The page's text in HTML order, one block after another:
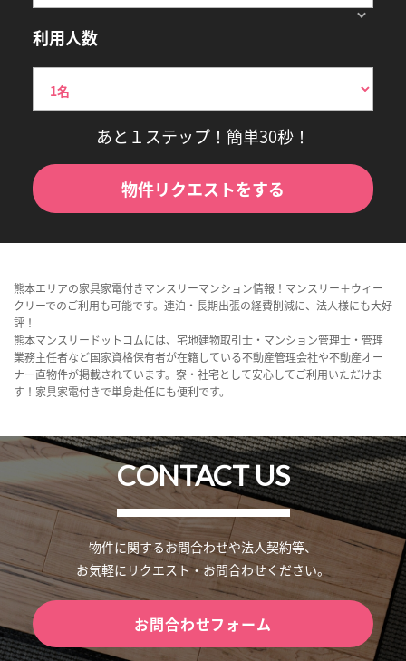
利用人数
あと１ステップ！簡単30秒！
物件リクエストをする
熊本エリアの家具家電付きマンスリーマンション情報！マンスリー＋ウィー
クリーでのご利用も可能です。連泊・長期出張の経費削減に、法人様にも大好
評！
熊本マンスリードットコムには、宅地建物取引士・マンション管理士・管理
業務主任者など国家資格保有者が在籍している不動産管理会社や不動産オー
ナー直物件が掲載されています。寮・社宅として安心してご利用いただけま
す！家具家電付きで単身赴任にも便利です。
CONTACT US
物件に関するお問合わせや法人契約等、
お気軽にリクエスト・お問合わせください。
お問合わせフォーム